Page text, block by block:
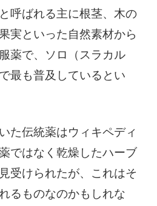
呼ばれる主に根茎、木の
実といった自然素材から
薬で、ソロ（スラカル
最も普及しているとい
た伝統薬はウィキペディ
ではなく乾燥したハーブ
受けられたが、これはそ
るものなのかもしれな